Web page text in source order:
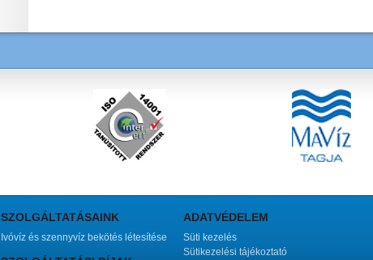
SZOLGÁLTATÁSAINK
Ivóvíz és szennyvíz bekötés létesítése
ADATVÉDELEM
Süti kezelés
Sütikezelési tájékoztató